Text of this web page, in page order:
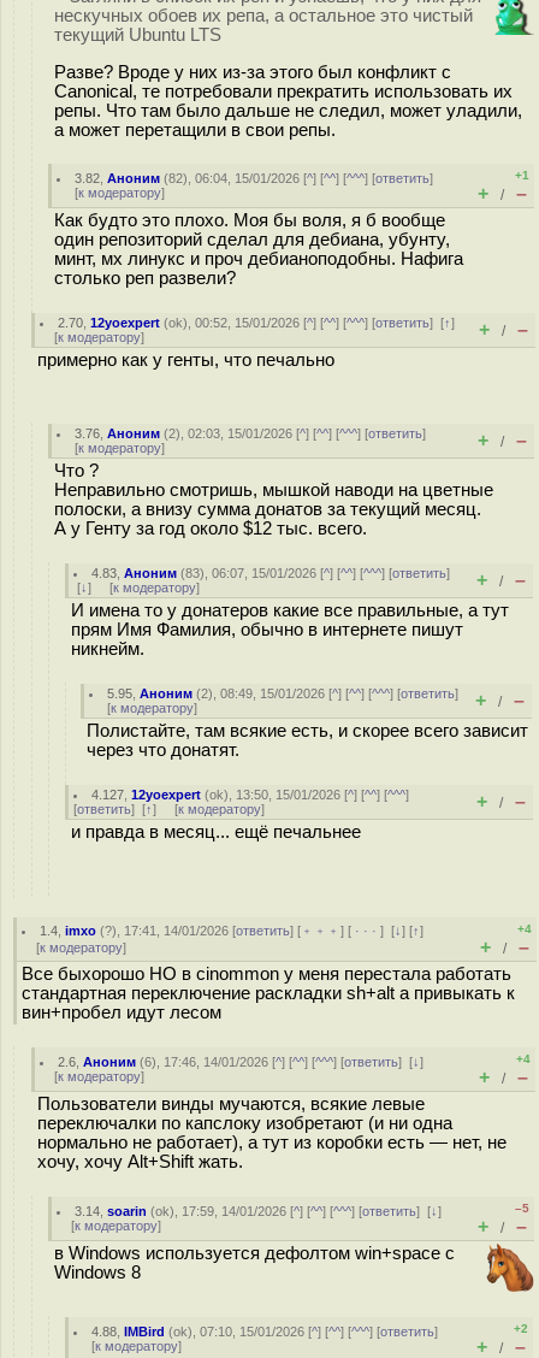
нескучных обоев их репа, а остальное это чистый
текущий Ubuntu LTS
Разве? Вроде у них из-за этого был конфликт с
Canonical, те потребовали прекратить использовать их
репы. Что там было дальше не следил, может уладили,
а может перетащили в свои репы.
3.82 ,Аноним (82), 06:04, 15/01/2026 [^] [^^] [^^^] [ответить]
[к модератору]
+1
+ / –
Как будто это плохо. Моя бы воля, я б вообще
один репозиторий сделал для дебиана, убунту,
минт, мх линукс и проч дебианоподобны. Нафига
столько реп развели?
2.70 ,12yoexpert (ok), 00:52, 15/01/2026 [^] [^^] [^^^] [ответить][↑]
[к модератору] + / –
примерно как у генты, что печально
3.76 ,Аноним (2), 02:03, 15/01/2026 [^] [^^] [^^^] [ответить]
[к модератору] + / –
Что ?
Неправильно смотришь, мышкой наводи на цветные
полоски, а внизу сумма донатов за текущий месяц.
А у Генту за год около $12 тыс. всего.
4.83 ,Аноним (83), 06:07, 15/01/2026 [^] [^^] [^^^] [ответить]
[↓] [к модератору] + / –
И имена то у донатеров какие все правильные, а тут
прям Имя Фамилия, обычно в интернете пишут
никнейм.
5.95 ,Аноним (2), 08:49, 15/01/2026 [^] [^^] [^^^] [ответить]
[к модератору] + / –
Полистайте, там всякие есть, и скорее всего зависит
через что донатят.
4.127 ,12yoexpert (ok), 13:50, 15/01/2026 [^] [^^] [^^^]
[ответить] [↑] [к модератору] + / –
и правда в месяц... ещё печальнее
1.4 ,imxo (?), 17:41, 14/01/2026 [ответить] [ ﹢﹢﹢] [ · · ·][↓] [↑]
[к модератору]
+4
+ / –
Все быхорошо НО в cinommon у меня перестала работать
стандартная переключение раскладки sh+alt а привыкать к
вин+пробел идут лесом
2.6 ,Аноним (6), 17:46, 14/01/2026 [^] [^^] [^^^] [ответить][↓]
[к модератору]
+4
+ / –
Пользователи винды мучаются, всякие левые
переключалки по капслоку изобретают (и ни одна
нормально не работает), а тут из коробки есть — нет, не
хочу, хочу Alt+Shift жать.
3.14 ,soarin (ok), 17:59, 14/01/2026 [^] [^^] [^^^] [ответить][↓]
[к модератору]
–5
+ / –
в Windows используется дефолтом win+space с
Windows 8
4.88 ,IMBird (ok), 07:10, 15/01/2026 [^] [^^] [^^^] [ответить]
[к модератору]
+2
+ / –